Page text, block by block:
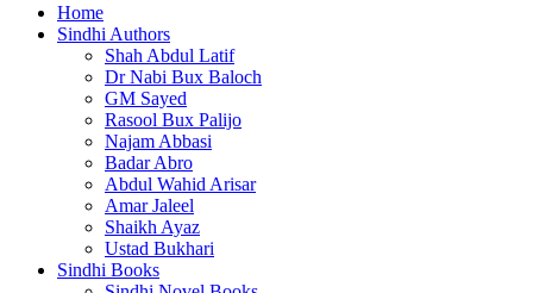
Home
Sindhi Authors
Shah Abdul Latif
Dr Nabi Bux Baloch
GM Sayed
Rasool Bux Palijo
Najam Abbasi
Badar Abro
Abdul Wahid Arisar
Amar Jaleel
Shaikh Ayaz
Ustad Bukhari
Sindhi Books